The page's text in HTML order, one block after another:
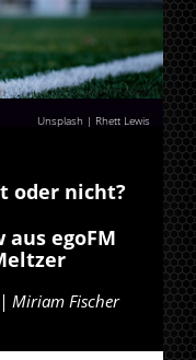
Unsplash | Rhett Lewis
oder nicht?
egoFM
Miriam Fischer